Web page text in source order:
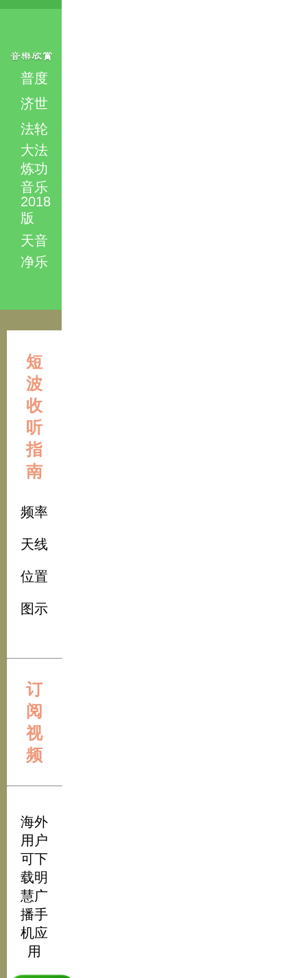
普度
济世
法轮
大法
炼功
音乐
2018
版
天音
净乐
短
波
收
听
指
南
频率
天线
位置
图示
订
阅
视
频
海外
用户
可下
载明
慧广
播手
机应
用